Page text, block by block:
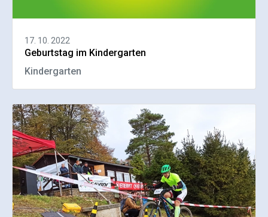
17. 10. 2022
Geburtstag im Kindergarten
Kindergarten